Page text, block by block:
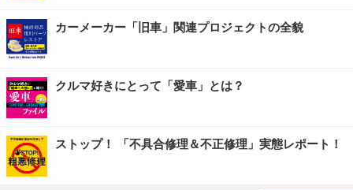
カーメーカー「旧車」関連プロジェクトの全貌
クルマ好きにとって「愛車」とは？
ストップ！ 「不具合修理＆不正修理」実態レポート！